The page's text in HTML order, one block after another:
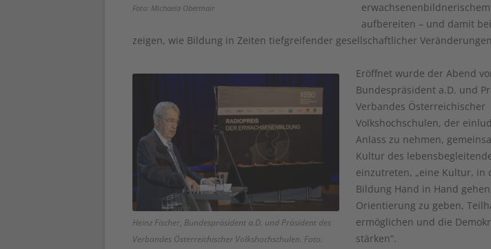
Foto: Michaela Obermair
aufbereiten – und damit
zeigen, wie Bildung in Zeiten tiefgreifender gesellschaftlicher
Heinz Fischer, Bundespräsident a.D. und Präsident des
Verbandes Österreichischer Volkshochschulen. Foto:
Eröffnet wurde der Abend
Bundespräsident a.D. und
Verbandes Österreichischer
Volkshochschulen, der
Anlass zu nehmen,
Kultur des
einzutreten, „eine Kultur, in
Bildung Hand in Hand
Orientierung zu geben,
ermöglichen und die
stärken“.